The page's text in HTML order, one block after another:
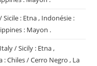
: Etna , Indonésie :
: Mayon .
/ Sicily : Etna ,
Chiles / Cerro Negro , La